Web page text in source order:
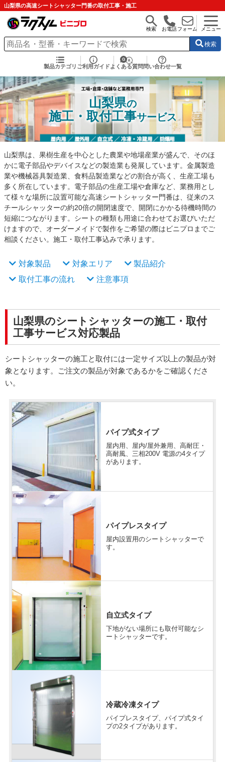
山梨県の高速シートシャッター門番の取付工事・施工
検索 お電話フォーム メニュー
検索
製品カテゴリ ご利用ガイド よくある質問 問い合わせ一覧
山梨県の
施工・取付工事サービス
山梨県は、果樹生産を中心とした農業や地場産業が盛んで、そのほ
かに電子部品やデバイスなどの製造業も発展しています。金属製造
業や機械器具製造業、食料品製造業などの割合が高く、生産工場も
多く所在しています。電子部品の生産工場や倉庫など、業務用とし
て様々な場所に設置可能な高速シートシャッター門番は、従来のス
チールシャッターの約20倍の開閉速度で、開閉にかかる待機時間の
短縮につながります。シートの種類も用途に合わせてお選びいただ
けますので、オーダーメイドで製作をご希望の際はビニプロまでご
相談ください。施工・取付工事込みで承ります。
対象製品 対象エリア
製品紹介
取付工事の流れ
注意事項
山梨県のシートシャッターの施工・取付
工事サービス対応製品
シートシャッターの施工と取付には一定サイズ以上の製品が対
象となります。ご注文の製品が対象であるかをご確認くださ
い。
パイプ式タイプ
屋内用、屋内/屋外兼用、高耐圧・
高耐風、三相200V 電源の4タイプ
があります。
パイプレスタイプ
屋内設置用のシートシャッターで
す。
自立式タイプ
下地がない場所にも取付可能なシ
ートシャッターです。
冷蔵冷凍タイプ
パイプレスタイプ、パイプ式タイ
プの2タイプがあります。